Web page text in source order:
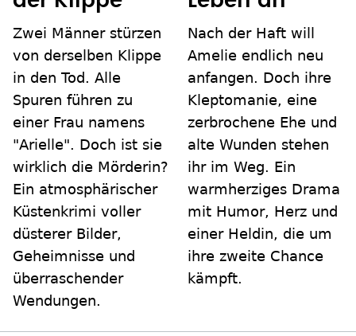
Zwei Männer stürzen
von derselben Klippe
in den Tod. Alle
Spuren führen zu
einer Frau namens
"Arielle". Doch ist sie
wirklich die Mörderin?
Ein atmosphärischer
Küstenkrimi voller
düsterer Bilder,
Geheimnisse und
überraschender
Wendungen.
Nach der Haft will
Amelie endlich neu
anfangen. Doch ihre
Kleptomanie, eine
zerbrochene Ehe und
alte Wunden stehen
ihr im Weg. Ein
warmherziges Drama
mit Humor, Herz und
einer Heldin, die um
ihre zweite Chance
kämpft.